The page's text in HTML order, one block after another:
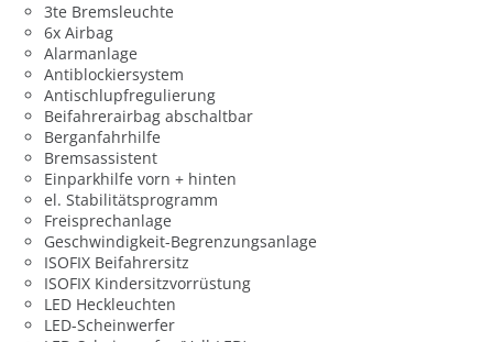
3te Bremsleuchte
6x Airbag
Alarmanlage
Antiblockiersystem
Antischlupfregulierung
Beifahrerairbag abschaltbar
Berganfahrhilfe
Bremsassistent
Einparkhilfe vorn + hinten
el. Stabilitätsprogramm
Freisprechanlage
Geschwindigkeit-Begrenzungsanlage
ISOFIX Beifahrersitz
ISOFIX Kindersitzvorrüstung
LED Heckleuchten
LED-Scheinwerfer